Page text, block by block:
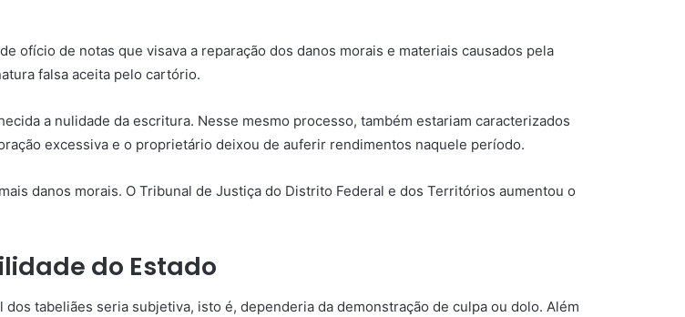
de ofício de notas que visava a reparação dos danos morais e materiais causados pela
falsa aceita pelo cartório.
a nulidade da escritura. Nesse mesmo processo, também estariam caracterizados
excessiva e o proprietário deixou de auferir rendimentos naquele período.
danos morais. O Tribunal de Justiça do Distrito Federal e dos Territórios aumentou o
do Estado
tabeliães seria subjetiva, isto é, dependeria da demonstração de culpa ou dolo. Além